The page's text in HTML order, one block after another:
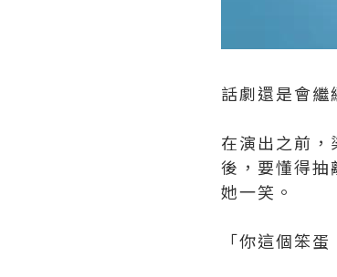
話劇還是會繼
在演出之前
後，要懂得
她一笑。
「你這個笨